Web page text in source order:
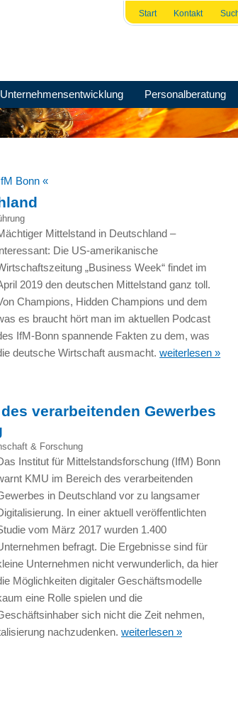
Start Kontakt
Unternehmensentwicklung Personalberatung
Bonn «
Mittelstand in Deutschland –
Die US-amerikanische
„Business Week“ findet im
2019 den deutschen Mittelstand ganz toll.
Champions, Hidden Champions und dem
es braucht hört man im aktuellen Podcast
IfM-Bonn spannende Fakten zu dem, was
deutsche Wirtschaft ausmacht.weiterlesen »
verarbeitenden Gewerbes
& Forschung
Institut für Mittelstandsforschung (IfM) Bonn
KMU im Bereich des verarbeitenden
in Deutschland vor zu langsamer
In einer aktuell veröffentlichten
vom März 2017 wurden 1.400
befragt. Die Ergebnisse sind für
Unternehmen nicht verwunderlich, da hier
Möglichkeiten digitaler Geschäftsmodelle
eine Rolle spielen und die
sich nicht die Zeit nehmen,
nachzudenken. weiterlesen »